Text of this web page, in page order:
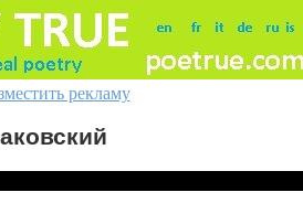
рекламу